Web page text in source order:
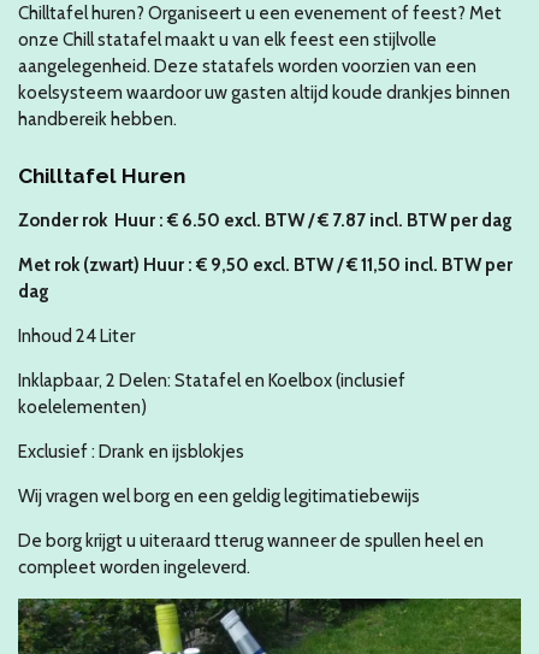
Chilltafel huren? Organiseert u een evenement of feest? Met
onze Chill statafel maakt u van elk feest een stijlvolle
aangelegenheid. Deze statafels worden voorzien van een
koelsysteem waardoor uw gasten altijd koude drankjes binnen
handbereik hebben.
Chilltafel Huren
Zonder rok Huur : € 6.50 excl. BTW / € 7.87 incl. BTWper dag
Met rok (zwart) Huur : € 9,50 excl. BTW / € 11,50 incl. BTW per
dag
Inhoud 24 Liter
Inklapbaar, 2 Delen: Statafel en Koelbox (inclusief
koelelementen)
Exclusief : Drank en ijsblokjes
Wij vragen wel borg en een geldig legitimatiebewijs
De borg krijgt u uiteraard tterug wanneer de spullen heel en
compleet worden ingeleverd.